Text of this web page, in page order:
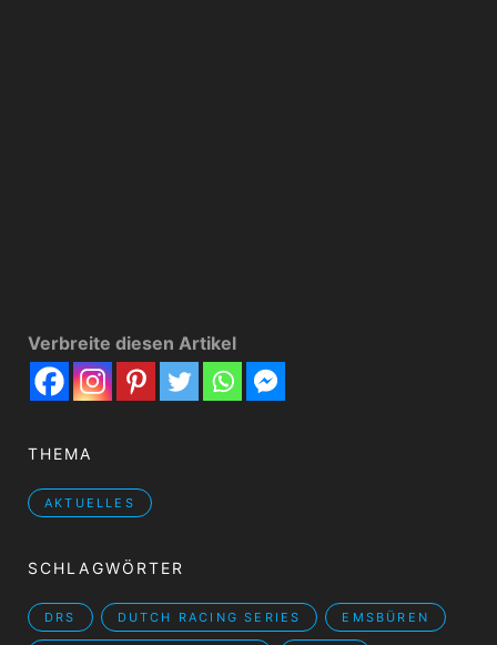
Verbreite diesen Artikel
THEMA
AKTUELLES
SCHLAGWÖRTER
DRS DUTCH RACING SERIES EMSBÜREN